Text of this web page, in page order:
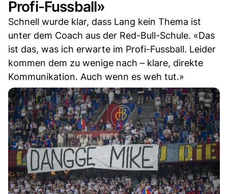
Profi-Fussball»
Schnell wurde klar, dass Lang kein Thema ist
unter dem Coach aus der Red-Bull-Schule. «Das
ist das, was ich erwarte im Profi-Fussball. Leider
kommen dem zu wenige nach – klare, direkte
Kommunikation. Auch wenn es weh tut.»